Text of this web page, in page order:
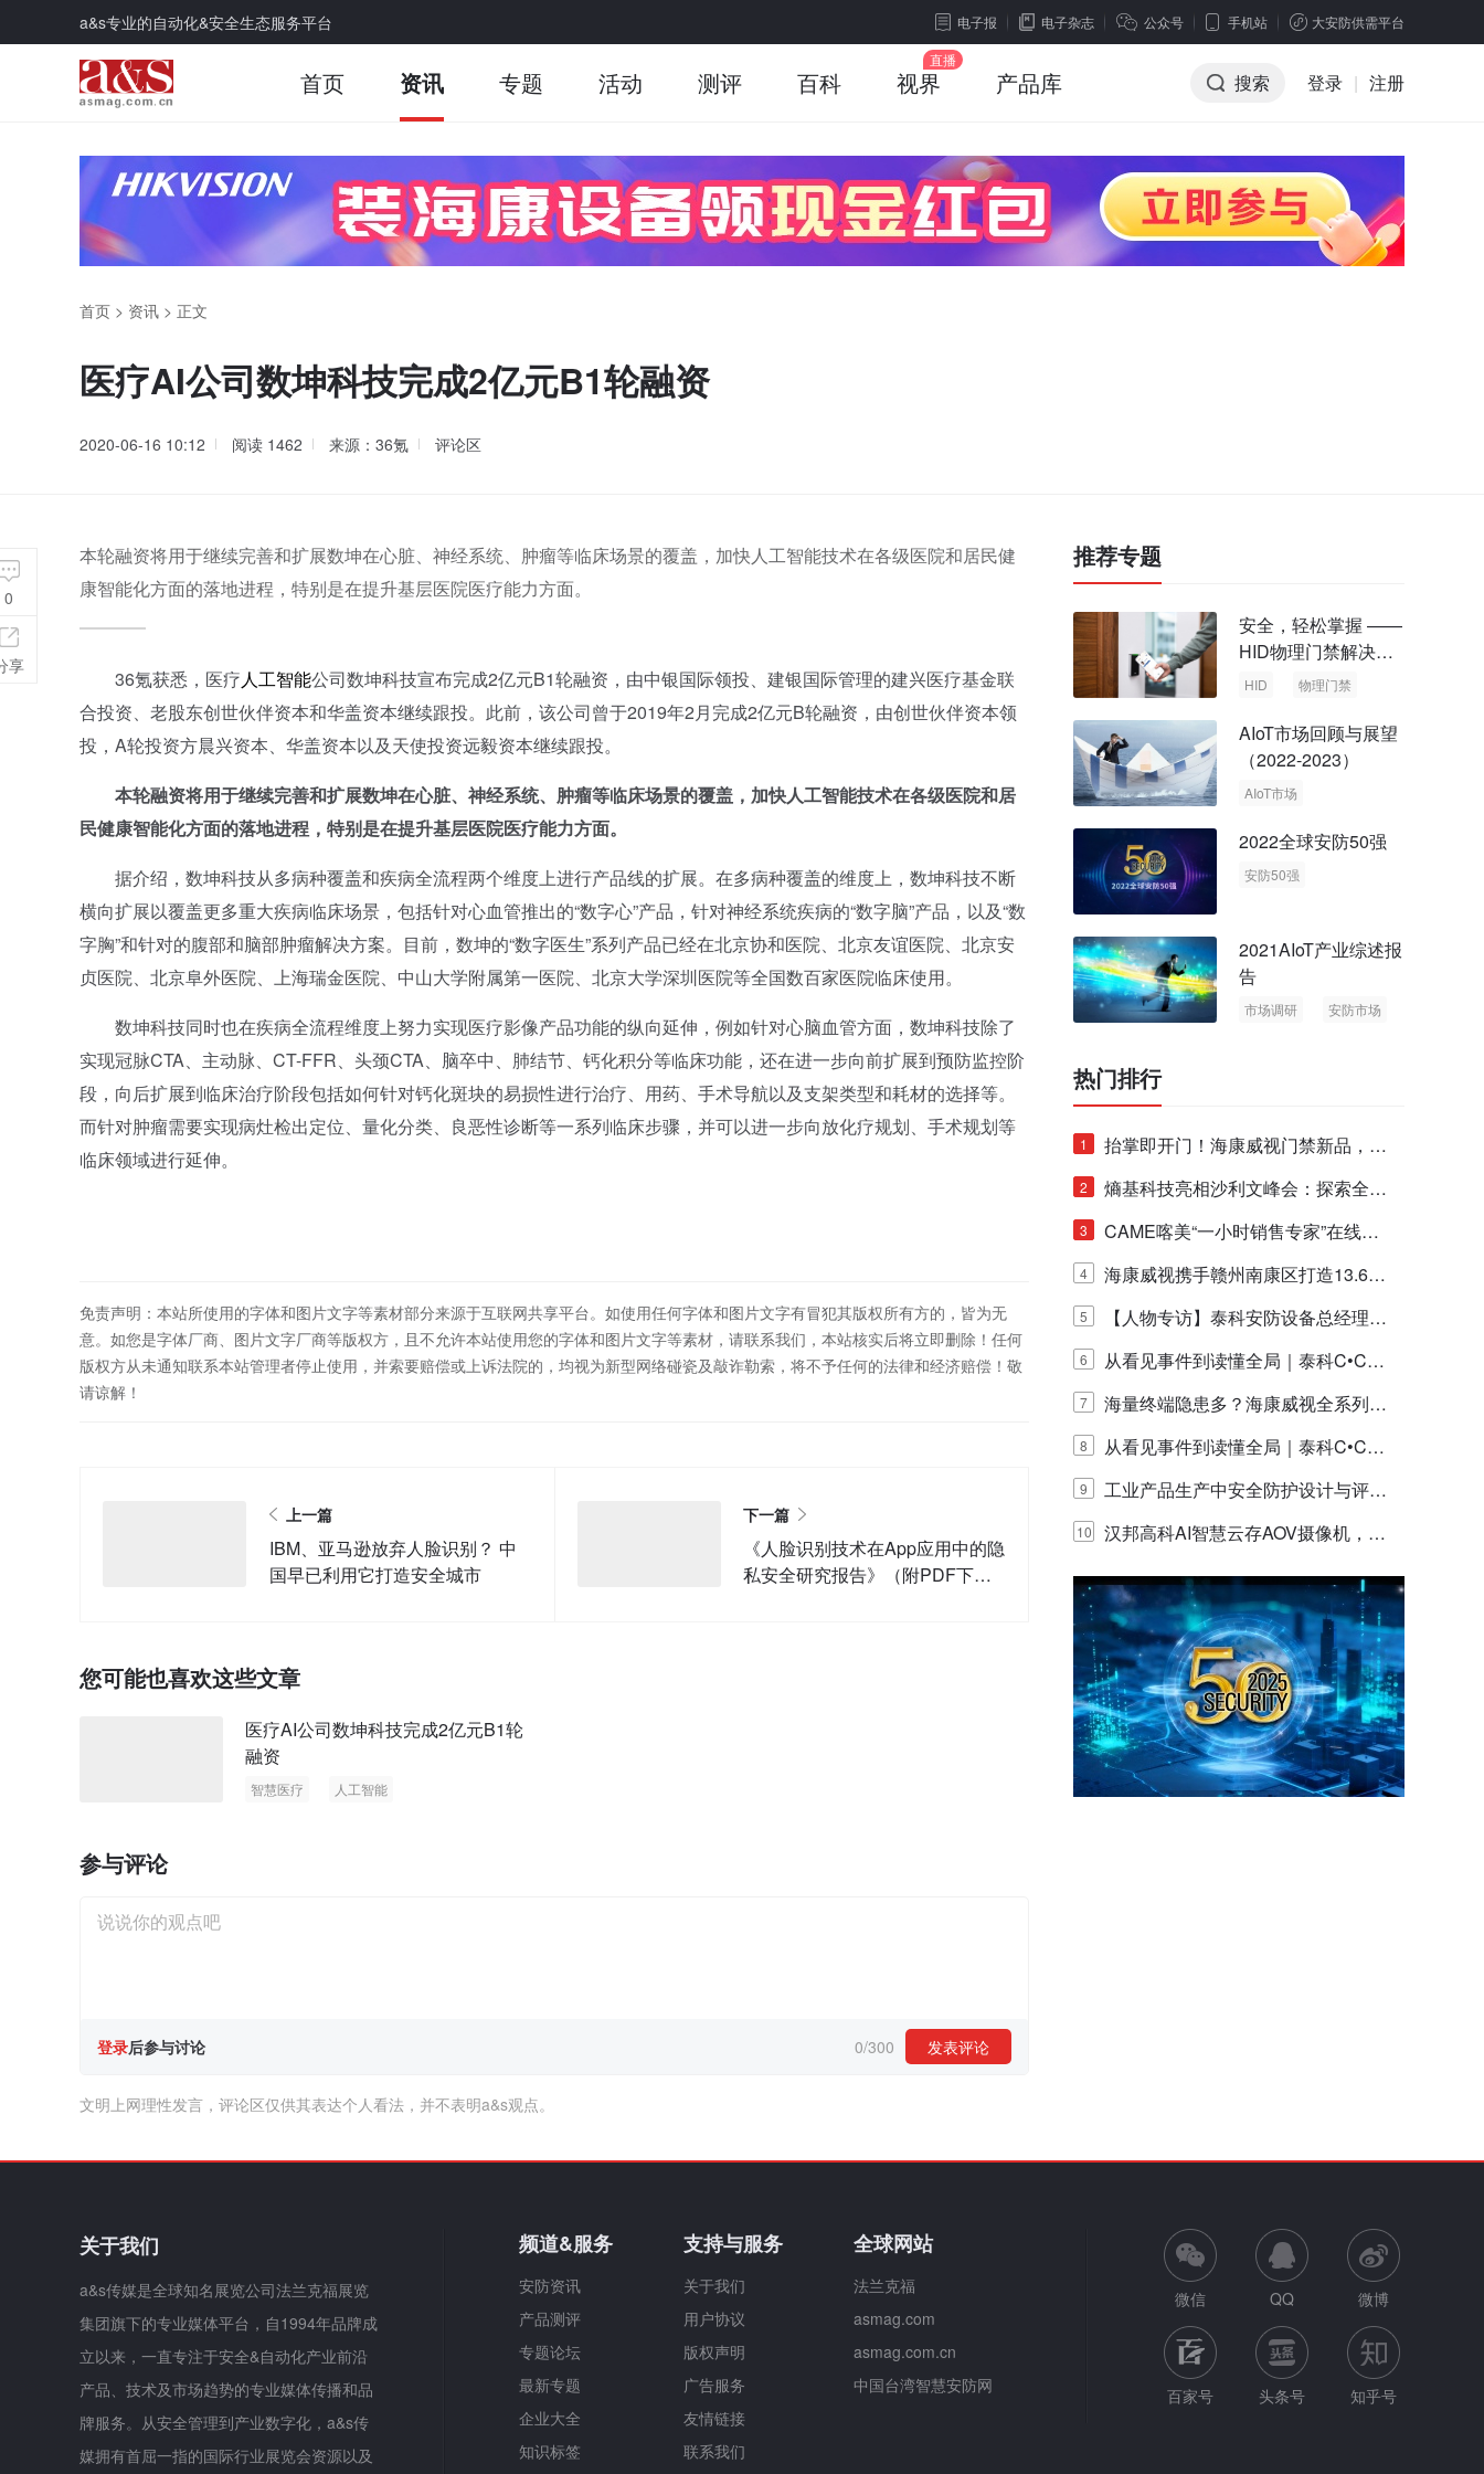
a&s专业的自动化&安全生态服务平台 电子报 电子杂志 公众号 手机站 大安防供需平台
首页 资讯 专题 活动 测评 百科 视界 产品库 搜索 登录 | 注册
首页 > 资讯 > 正文
医疗AI公司数坤科技完成2亿元B1轮融资
2020-06-16 10:12 阅读 1462 来源：36氪 评论区
本轮融资将用于继续完善和扩展数坤在心脏、神经系统、肿瘤等临床场景的覆盖，加快人工智能技术在各级医院和居民健
康智能化方面的落地进程，特别是在提升基层医院医疗能力方面。
36氪获悉，医疗人工智能公司数坤科技宣布完成2亿元B1轮融资，由中银国际领投、建银国际管理的建兴医疗基金联
合投资、老股东创世伙伴资本和华盖资本继续跟投。此前，该公司曾于2019年2月完成2亿元B轮融资，由创世伙伴资本领
投，A轮投资方晨兴资本、华盖资本以及天使投资远毅资本继续跟投。
本轮融资将用于继续完善和扩展数坤在心脏、神经系统、肿瘤等临床场景的覆盖，加快人工智能技术在各级医院和居
民健康智能化方面的落地进程，特别是在提升基层医院医疗能力方面。
据介绍，数坤科技从多病种覆盖和疾病全流程两个维度上进行产品线的扩展。在多病种覆盖的维度上，数坤科技不断
横向扩展以覆盖更多重大疾病临床场景，包括针对心血管推出的“数字心”产品，针对神经系统疾病的“数字脑”产品，以及“数
字胸”和针对的腹部和脑部肿瘤解决方案。目前，数坤的“数字医生”系列产品已经在北京协和医院、北京友谊医院、北京安
贞医院、北京阜外医院、上海瑞金医院、中山大学附属第一医院、北京大学深圳医院等全国数百家医院临床使用。
数坤科技同时也在疾病全流程维度上努力实现医疗影像产品功能的纵向延伸，例如针对心脑血管方面，数坤科技除了
实现冠脉CTA、主动脉、CT-FFR、头颈CTA、脑卒中、肺结节、钙化积分等临床功能，还在进一步向前扩展到预防监控阶
段，向后扩展到临床治疗阶段包括如何针对钙化斑块的易损性进行治疗、用药、手术导航以及支架类型和耗材的选择等。
而针对肿瘤需要实现病灶检出定位、量化分类、良恶性诊断等一系列临床步骤，并可以进一步向放化疗规划、手术规划等
临床领域进行延伸。
免责声明：本站所使用的字体和图片文字等素材部分来源于互联网共享平台。如使用任何字体和图片文字有冒犯其版权所有方的，皆为无
意。如您是字体厂商、图片文字厂商等版权方，且不允许本站使用您的字体和图片文字等素材，请联系我们，本站核实后将立即删除！任何
版权方从未通知联系本站管理者停止使用，并索要赔偿或上诉法院的，均视为新型网络碰瓷及敲诈勒索，将不予任何的法律和经济赔偿！敬
请谅解！
上一篇
IBM、亚马逊放弃人脸识别？ 中
国早已利用它打造安全城市
下一篇
《人脸识别技术在App应用中的隐
私安全研究报告》（附PDF下
您可能也喜欢这些文章
医疗AI公司数坤科技完成2亿元B1轮
融资
智慧医疗 人工智能
参与评论
登录后参与讨论 0/300 发表评论
文明上网理性发言，评论区仅供其表达个人看法，并不表明a&s观点。
0
享
推荐专题
安全，轻松掌握 ——
HID物理门禁解决方
案，启动智慧安全新
HID 物理门禁
AIoT市场回顾与展望
（2022-2023）
AIoT市场
2022全球安防50强
安防50强
2021AIoT产业综述报
告
市场调研
安防市场
热门排行
1
抬掌即开门！海康威视门禁新品，不
止认人脸，更认"掌"中静脉！
2
熵基科技亮相沙利文峰会：探索全栈
脑机技术商业化生态新路径
3
CAME喀美“一小时销售专家”在线赋
能培训正式启动！
4
海康威视携手赣州南康区打造13.6公
里绿波网
5
【人物专访】泰科安防设备总经理张
宁解码安防出海新范式
6
从看见事件到读懂全局｜泰科C•CUR
E IQ 3.20开启安防运营智能新时代
7
海量终端隐患多？海康威视全系列物
联安全产品，四层守护更放心！
8
从看见事件到读懂全局｜泰科C•CUR
E IQ 3.20开启安防运营智能新时代
9
工业产品生产中安全防护设计与评估
的实践与探讨
10
汉邦高科AI智慧云存AOV摄像机，三
目太阳能多摄球机
关于我们
a&s传媒是全球知名展览公司法兰克福展览
集团旗下的专业媒体平台，自1994年品牌成
立以来，一直专注于安全&自动化产业前沿
产品、技术及市场趋势的专业媒体传播和品
牌服务。从安全管理到产业数字化，a&s传
媒拥有首屈一指的国际行业展览会资源以及
频道&服务
安防资讯
产品测评
专题论坛
最新专题
企业大全
知识标签
支持与服务
关于我们
用户协议
版权声明
广告服务
友情链接
联系我们
全球网站
法兰克福
asmag.com
asmag.com.cn
中国台湾智慧安防网
微信 QQ 微博
百家号 头条号 知乎号